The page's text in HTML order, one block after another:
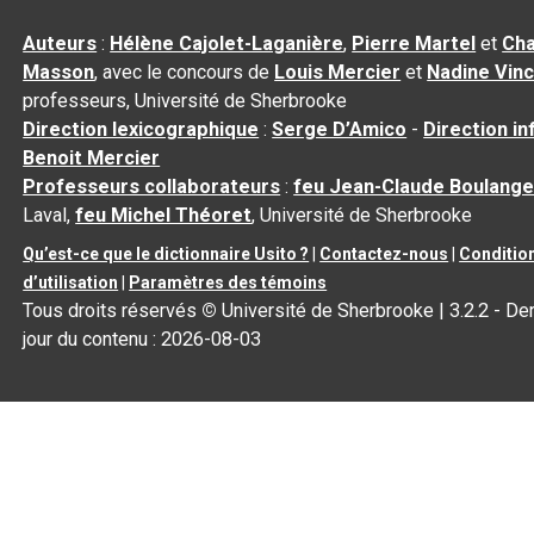
Auteurs : Hélène Cajolet-Laganière, Pierre Martel et
Masson, avec le concours de Louis Mercier et Nadine
professeurs, Université de Sherbrooke
Direction lexicographique :Serge D’Amico - Direction
Benoit Mercier
Professeurs collaborateurs :feu Jean-Claude
Laval,feu Michel Théoret, Université de Sherbrooke
Qu’est-ce que le dictionnaire Usito ? Contactez-nous
d’utilisation
Paramètres des témoins
Tous droits réservés © Université de Sherbrooke |3.2.2 -
jour du contenu :2026-08-03